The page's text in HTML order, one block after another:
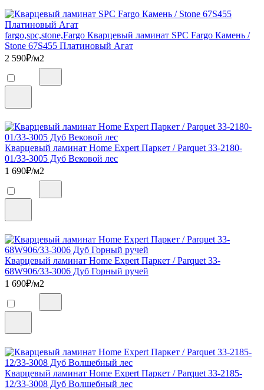
fargo,spc,stone,Fargo Кварцевый ламинат SPC Fargo Камень /
Stone 67S455 Платиновый Агат
2 590₽/м2
Кварцевый ламинат Home Expert Паркет / Parquet 33-2180-
01/33-3005 Дуб Вековой лес
1 690₽/м2
Кварцевый ламинат Home Expert Паркет / Parquet 33-
68W906/33-3006 Дуб Горный ручей
1 690₽/м2
Кварцевый ламинат Home Expert Паркет / Parquet 33-2185-
12/33-3008 Дуб Волшебный лес